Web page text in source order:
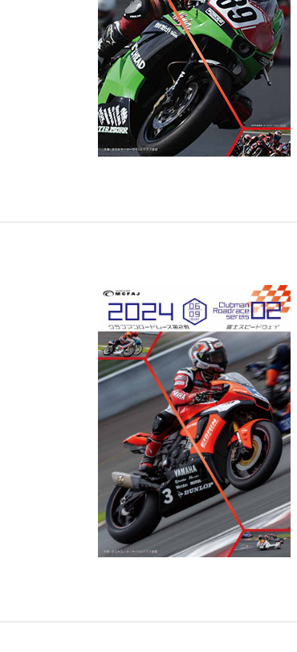
モトクロスクラブ登録
登録料金・見舞金制度
個人情報保護方針
ホーム インフォメーション